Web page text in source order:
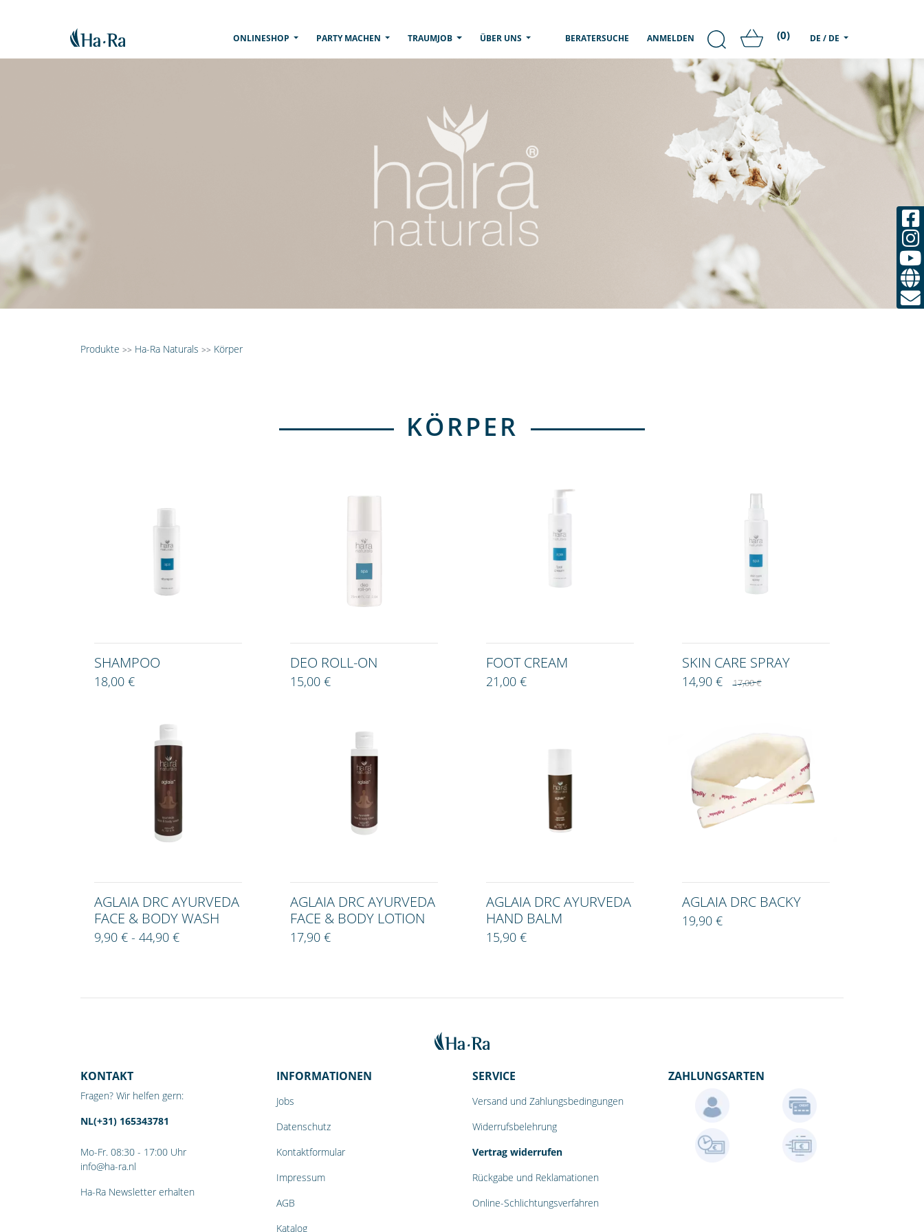
ONLINESHOP (CURRENT)PARTY MACHEN TRAUMJOB ÜBER UNS BERATERSUCHE ANMELDEN (0) DE / DE
Produkte >> Ha-Ra Naturals >> Körper
KÖRPER
SHAMPOO
18,00 €
DEO ROLL-ON
15,00 €
FOOT CREAM
21,00 €
SKIN CARE SPRAY
14,90 €17,00 €
AGLAIA DRC AYURVEDA
FACE & BODY WASH
9,90 € - 44,90 €
AGLAIA DRC AYURVEDA
FACE & BODY LOTION
17,90 €
AGLAIA DRC AYURVEDA
HAND BALM
15,90 €
AGLAIA DRC BACKY
19,90 €
KONTAKT
Fragen? Wir helfen gern:
NL(+31) 165343781
Mo-Fr. 08:30 - 17:00 Uhr
info@ha-ra.nl
Ha-Ra Newsletter erhalten
INFORMATIONEN
Jobs
Datenschutz
Kontaktformular
Impressum
AGB
Katalog
SERVICE
Versand und Zahlungsbedingungen
Widerrufsbelehrung
Vertrag widerrufen
Rückgabe und Reklamationen
Online-Schlichtungsverfahren
ZAHLUNGSARTEN